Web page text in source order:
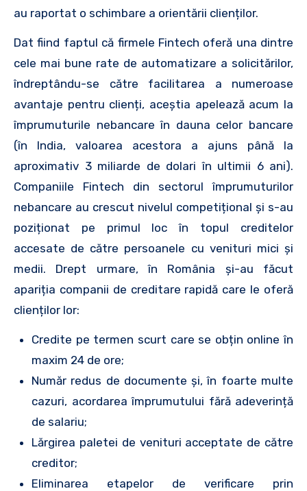
au raportat o schimbare a orientării clienților.
Dat fiind faptul că firmele Fintech oferă una dintre
cele mai bune rate de automatizare a solicitărilor,
îndreptându-se către facilitarea a numeroase
avantaje pentru clienți, aceștia apelează acum la
împrumuturile nebancare în dauna celor bancare
(în India, valoarea acestora a ajuns până la
aproximativ 3 miliarde de dolari în ultimii 6 ani).
Companiile Fintech din sectorul împrumuturilor
nebancare au crescut nivelul competițional și s-au
poziționat pe primul loc în topul creditelor
accesate de către persoanele cu venituri mici și
medii. Drept urmare, în România și-au făcut
apariția companii de creditare rapidă care le oferă
clienților lor:
Credite pe termen scurt care se obțin online în
maxim 24 de ore;
Număr redus de documente și, în foarte multe
cazuri, acordarea împrumutului fără adeverință
de salariu;
Lărgirea paletei de venituri acceptate de către
creditor;
Eliminarea etapelor de verificare prin